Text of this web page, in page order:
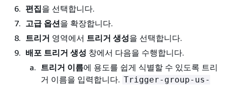
편집을 선택합니다.
고급 옵션을 확장합니다.
트리거 영역에서 트리거 생성을 선택합니다.
배포 트리거 생성 창에서 다음을 수행합니다.
트리거 이름에 용도를 쉽게 식별할 수 있도록 트리
거 이름을 입력합니다. Trigger-group-us-